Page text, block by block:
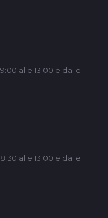
alle 13:00 e dalle
alle 13:00 e dalle